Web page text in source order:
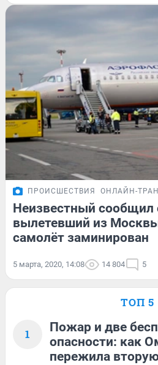
ПРОИСШЕСТВИЯ ОНЛАЙН-
Неизвестный сообщил
вылетевший из
самолёт заминирован
5 марта, 2020, 14:08 14 804 5
ТОП 5
1
Пожар и две
опасности: как
пережила